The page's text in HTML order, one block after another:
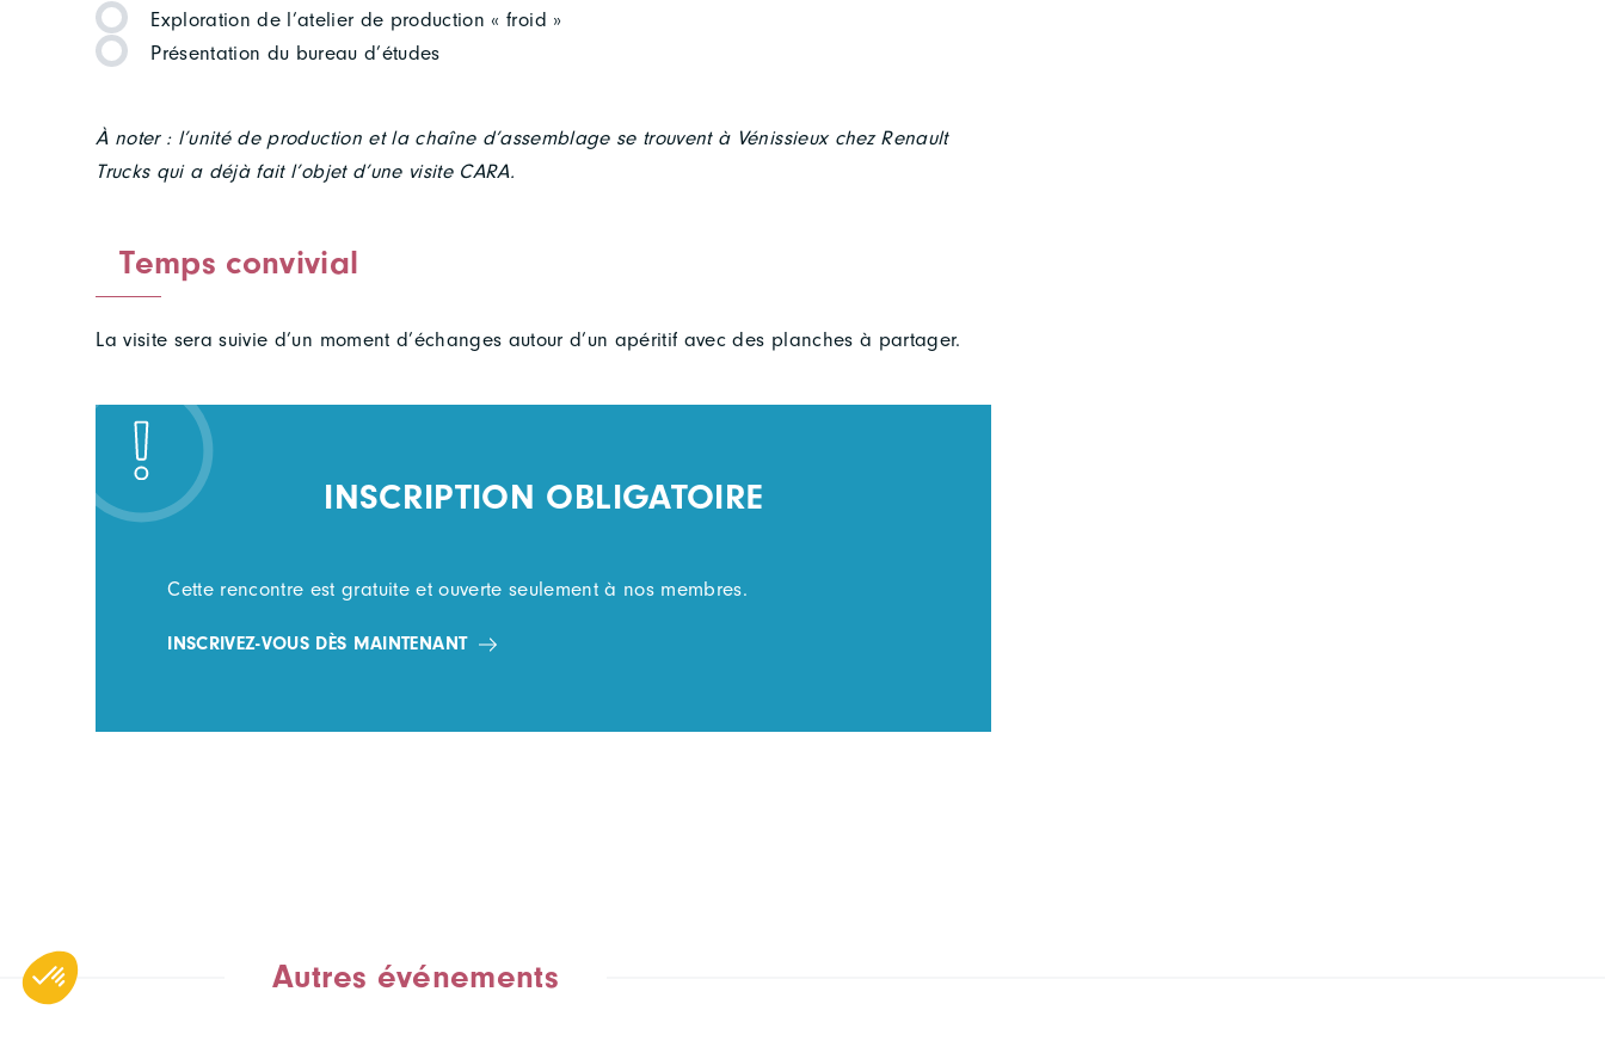
Exploration de l’atelier de production « froid »
Présentation du bureau d’études
À noter : l’unité de production et la chaîne d’assemblage se trouvent à Vénissieux chez Renault
Trucks qui a déjà fait l’objet d’une visite CARA.
Temps convivial
La visite sera suivie d’un moment d’échanges autour d’un apéritif avec des planches à partager.
INSCRIPTION OBLIGATOIRE
Cette rencontre est gratuite et ouverte seulementà nos membres.
INSCRIVEZ-VOUS DÈS MAINTENANT
Autres événements